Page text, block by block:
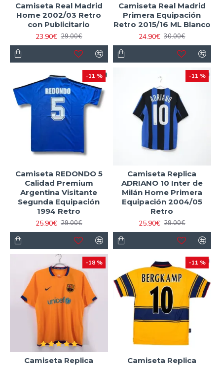
Camiseta Real Madrid
Home 2002/03 Retro
con Publicitario
23.90€ 29.00€
Camiseta Real Madrid
Primera Equipación
Retro 2015/16 ML Blanco
24.90€ 30.00€
-11 %
Camiseta REDONDO 5
Calidad Premium
Argentina Visitante
Segunda Equipación
1994 Retro
25.90€ 29.00€
-11 %
Camiseta Replica
ADRIANO 10 Inter de
Milán Home Primera
Equipación 2004/05
Retro
25.90€ 29.00€
-18 %
Camiseta Replica
-11 %
Camiseta Replica